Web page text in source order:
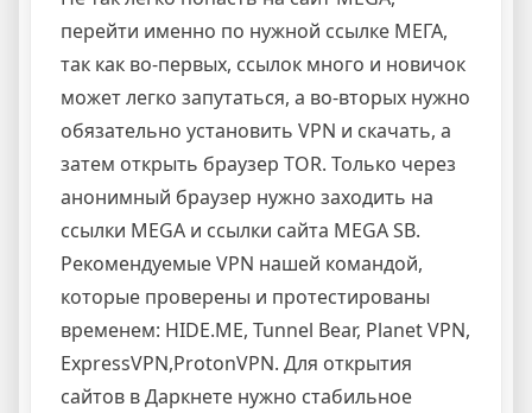
перейти именно по нужной ссылке МЕГА,
так как во-первых, ссылок много и новичок
может легко запутаться, а во-вторых нужно
обязательно установить VPN и скачать, а
затем открыть браузер TOR. Только через
анонимный браузер нужно заходить на
ссылки MEGA и ссылки сайта MEGA SB.
Рекомендуемые VPN нашей командой,
которые проверены и протестированы
временем: HIDE.ME, Tunnel Bear, Planet VPN,
ExpressVPN,ProtonVPN. Для открытия
сайтов в Даркнете нужно стабильное